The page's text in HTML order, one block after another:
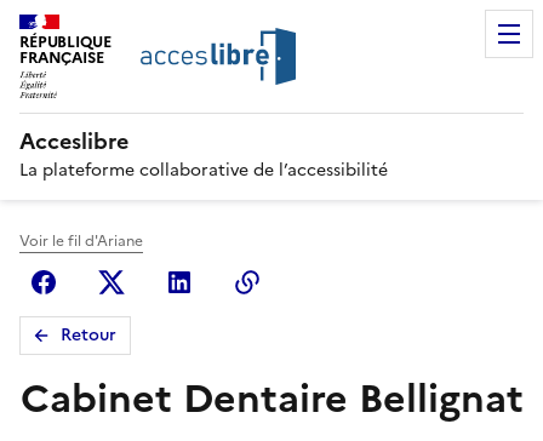
RÉPUBLIQUE
FRANÇAISE
Acceslibre
La plateforme collaborative de l’accessibilité
Voir le fil d'Ariane
FacebookX (anciennement Twitter)
Linkedin
Retour
Cabinet Dentaire Bellignat